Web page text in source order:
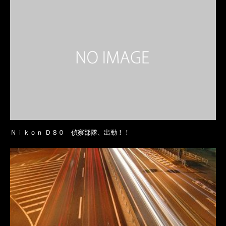
Ｎｉｋｏｎ Ｄ８０ 偵察部隊、出動！！